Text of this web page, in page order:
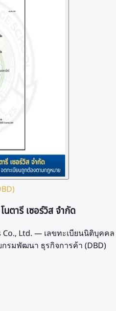
ตารี เซอร์วิส จำกัด
Co., Ltd. — เลขทะเบียนนิติบุคคล
กรมพัฒนา ธุรกิจการค้า (DBD)